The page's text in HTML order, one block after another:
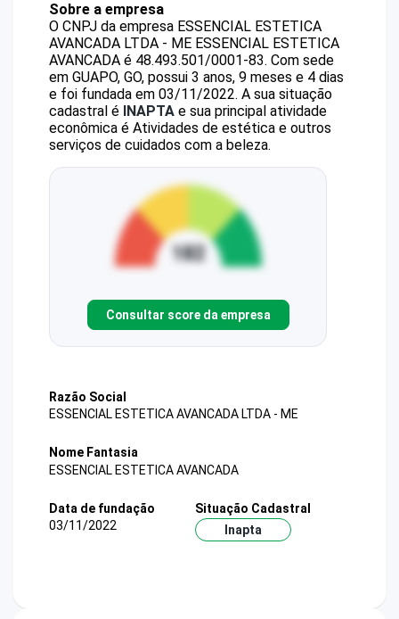
Sobre a empresa
O CNPJ da empresa ESSENCIAL ESTETICA
AVANCADA LTDA - ME ESSENCIAL ESTETICA
AVANCADA é 48.493.501/0001-83. Com sede
em GUAPO, GO, possui 3 anos, 9 meses e 4 dias
e foi fundada em 03/11/2022. A sua situação
cadastral é INAPTA e sua principal atividade
econômica é Atividades de estética e outros
serviços de cuidados com a beleza.
Consultar score da empresa
Razão Social
ESSENCIAL ESTETICA AVANCADA LTDA - ME
Nome Fantasia
ESSENCIAL ESTETICA AVANCADA
Data de fundação
03/11/2022
Situação Cadastral
Inapta